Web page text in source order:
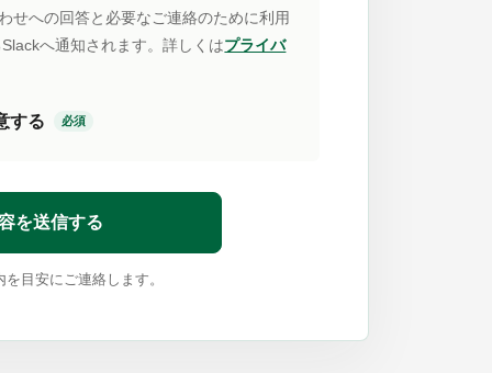
せへの回答と必要なご連絡のために利用
へ通知されます。詳しくはプライバ
する 必須
を送信する
目安にご連絡します。